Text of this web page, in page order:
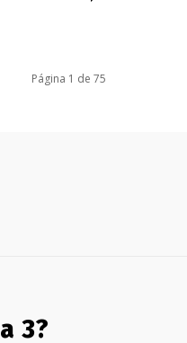
Página 1 de 75
3?